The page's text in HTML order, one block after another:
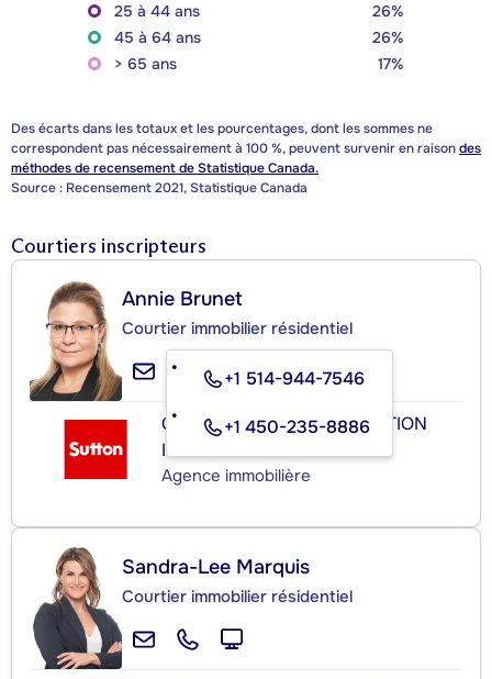
25 à 44 ans
26%
45 à 64 ans
26%
> 65 ans
17%
Des écarts dans les totaux et les pourcentages, dont les sommes ne
correspondent pas nécessairement à 100 %, peuvent survenir en raisondes
méthodes de recensement de Statistique Canada.
Source : Recensement 2021, Statistique Canada
Courtiers inscripteurs
Annie Brunet
Courtier immobilier résidentiel
+1 514-944-7546
+1 450-235-8886
GROUPE SUTTON-DISTINCTION
INC.
Agence immobilière
Sandra-Lee Marquis
Courtier immobilier résidentiel